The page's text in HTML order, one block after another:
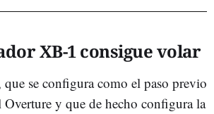
XB-1 consigue volar
se configura como el paso previo
Overture y que de hecho configura la